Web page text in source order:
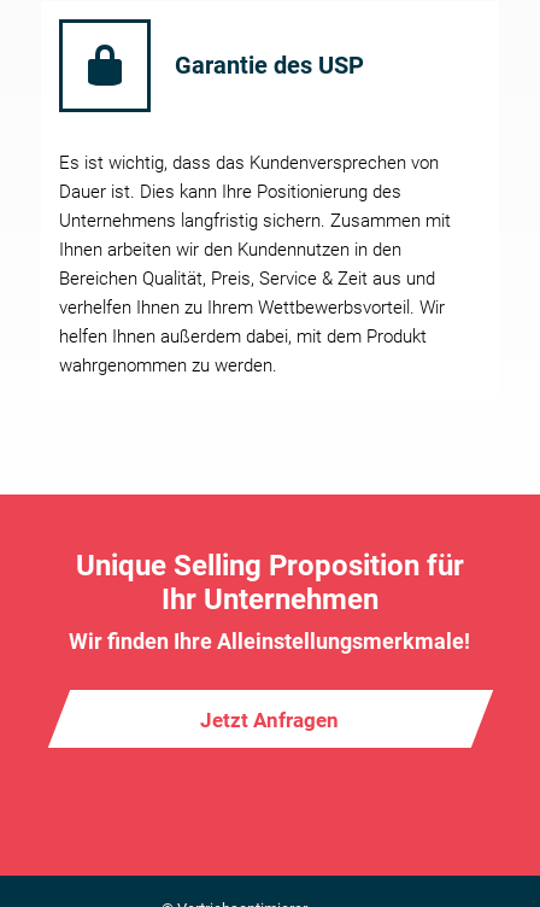
Garantie des USP
Es ist wichtig, dass das Kundenversprechen von
Dauer ist. Dies kann Ihre Positionierung des
Unternehmens langfristig sichern. Zusammen mit
Ihnen arbeiten wir den Kundennutzen in den
Bereichen Qualität, Preis, Service & Zeit aus und
verhelfen Ihnen zu Ihrem Wettbewerbsvorteil. Wir
helfen Ihnen außerdem dabei, mit dem Produkt
wahrgenommen zu werden.
Unique Selling Proposition für
Ihr Unternehmen
Wir finden Ihre Alleinstellungsmerkmale!
Jetzt Anfragen